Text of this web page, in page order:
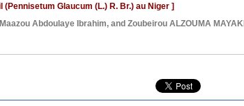
Glaucum (L.) R. Br.) au Niger ]
Maazou Abdoulaye Ibrahim, and Zoubeirou ALZOUMA MAYAKI